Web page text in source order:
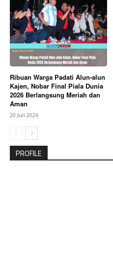
Ribuan Warga Padati Alun-alun
Kajen, Nobar Final Piala Dunia
2026 Berlangsung Meriah dan
Aman
20 Juli 2026
PROFILE